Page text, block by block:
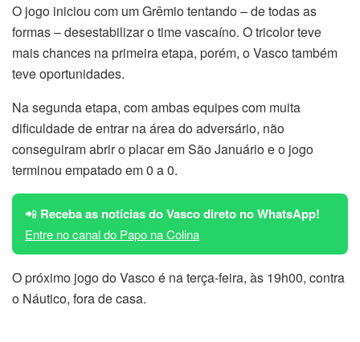
O jogo iniciou com um Grêmio tentando – de todas as
formas – desestabilizar o time vascaíno. O tricolor teve
mais chances na primeira etapa, porém, o Vasco também
teve oportunidades.
Na segunda etapa, com ambas equipes com muita
dificuldade de entrar na área do adversário, não
conseguiram abrir o placar em São Januário e o jogo
terminou empatado em 0 a 0.
📲 Receba as notícias do Vasco direto no WhatsApp!
Entre no canal do Papo na Colina
O próximo jogo do Vasco é na terça-feira, às 19h00, contra
o Náutico, fora de casa.